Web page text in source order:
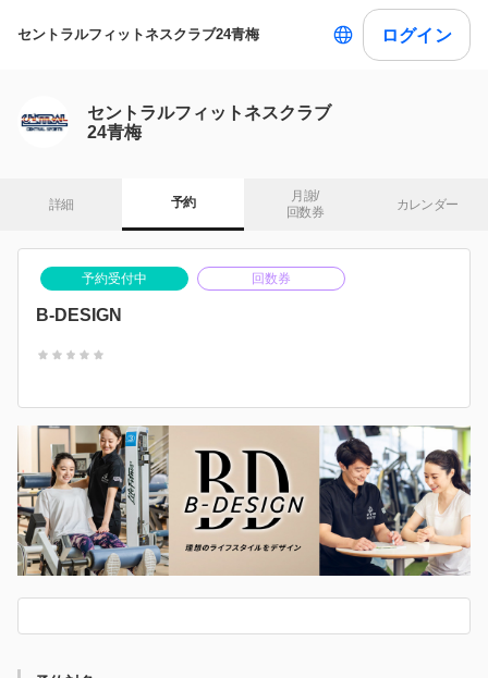
セントラルフィットネスクラブ24青梅 ログイン
セントラルフィットネスクラブ
24青梅
詳細 予約
月謝/
回数券
カレンダー
予約受付中 回数券
B-DESIGN